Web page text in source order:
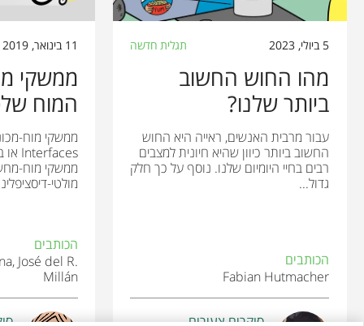
5 ביולי, 2023 תגלית חדשה
מהו החוש החשוב
ביותר שלנו?
עבור מרבית האנשים, ראייה היא החוש
החשוב ביותר כיוון שהיא חיונית למצבים
רבים בחיי היומיום שלנו. נוסף על כך חלק
גדול...
הכותבים
Fabian Hutmacher
סוקרים צעירים
11 בינואר, 2019
ממשקי
המוח
ממשקי מוח-
מולטי-
הכותבים
José del R.
Millán